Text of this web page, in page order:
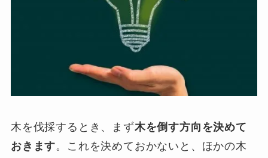
木を伐採するとき、まず木を倒す方向を決めて
おきます。これを決めておかないと、ほかの木